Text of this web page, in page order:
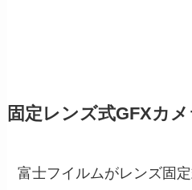
固定レンズ式GFXカ
富士フイルムがレンズ固